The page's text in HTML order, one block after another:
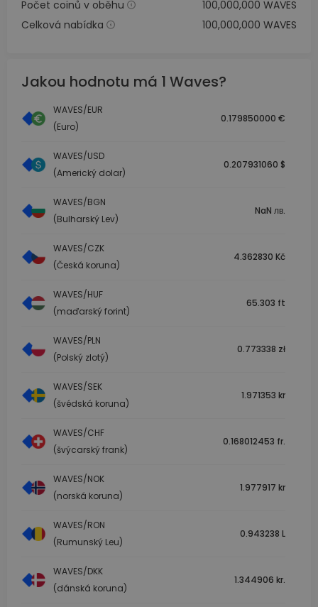
Počet coinů v oběhu
100,000,000 WAVES
Celková nabídka
100,000,000 WAVES
Jakou hodnotu má 1 Waves?
WAVES/EUR
(Euro)
0.179850000 €
WAVES/USD
(Americký dolar)
0.207931060 $
WAVES/BGN
(Bulharský Lev)
NaN лв.
WAVES/CZK
(Česká koruna)
4.362830 Kč
WAVES/HUF
(maďarský forint)
65.303 ft
WAVES/PLN
(Polský zlotý)
0.773338 zł
WAVES/SEK
(švédská koruna)
1.971353 kr
WAVES/CHF
(švýcarský frank)
0.168012453 fr.
WAVES/NOK
(norská koruna)
1.977917 kr
WAVES/RON
(Rumunský Leu)
0.943238 L
WAVES/DKK
(dánská koruna)
1.344906 kr.